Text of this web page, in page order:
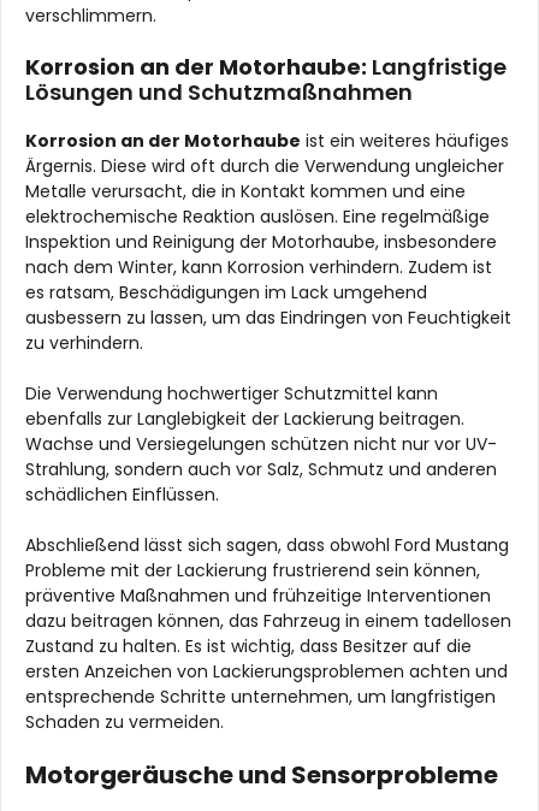
verschlimmern.
Korrosion an der Motorhaube: Langfristige
Lösungen und Schutzmaßnahmen
Korrosion an der Motorhaube ist ein weiteres häufiges
Ärgernis. Diese wird oft durch die Verwendung ungleicher
Metalle verursacht, die in Kontakt kommen und eine
elektrochemische Reaktion auslösen. Eine regelmäßige
Inspektion und Reinigung der Motorhaube, insbesondere
nach dem Winter, kann Korrosion verhindern. Zudem ist
es ratsam, Beschädigungen im Lack umgehend
ausbessern zu lassen, um das Eindringen von Feuchtigkeit
zu verhindern.
Die Verwendung hochwertiger Schutzmittel kann
ebenfalls zur Langlebigkeit der Lackierung beitragen.
Wachse und Versiegelungen schützen nicht nur vor UV-
Strahlung, sondern auch vor Salz, Schmutz und anderen
schädlichen Einflüssen.
Abschließend lässt sich sagen, dass obwohl Ford Mustang
Probleme mit der Lackierung frustrierend sein können,
präventive Maßnahmen und frühzeitige Interventionen
dazu beitragen können, das Fahrzeug in einem tadellosen
Zustand zu halten. Es ist wichtig, dass Besitzer auf die
ersten Anzeichen von Lackierungsproblemen achten und
entsprechende Schritte unternehmen, um langfristigen
Schaden zu vermeiden.
Motorgeräusche und Sensorprobleme